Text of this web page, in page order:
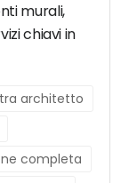
murali,
chiavi in
architetto
completa